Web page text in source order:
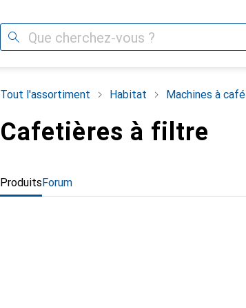
Recherche
Tout l'assortiment Habitat Machines à café
Cafetières à filtre
ProduitsForum